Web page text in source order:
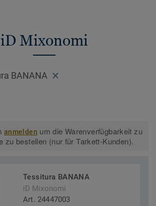
iD Mixonomi
BANANA
anmelden um die Warenverfügbarkeit zu
zu bestellen (nur für Tarkett-Kunden).
Tessitura BANANA
iD Mixonomi
Art. 24447003